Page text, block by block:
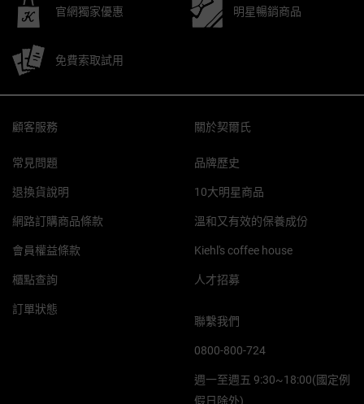
官網獨家優惠 明星暢銷商品
免費索取試用
顧客服務
常見問題
退換貨說明
網路訂購商品條款
會員權益條款
櫃點查詢
訂單狀態
關於契爾氏
品牌歷史
10大明星商品
溫和又有效的保養成份
Kiehl's coffee house
人才招募
聯繫我們
0800-800-724
週一至週五 9:30~18:00(國定例
假日除外)